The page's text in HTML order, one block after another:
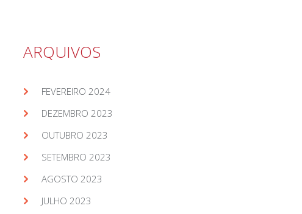
ARQUIVOS
FEVEREIRO 2024
DEZEMBRO 2023
OUTUBRO 2023
SETEMBRO 2023
AGOSTO 2023
JULHO 2023